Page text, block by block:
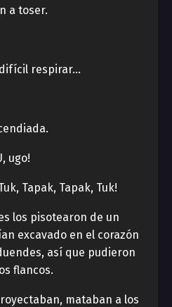
a toser.
respirar…
ugo!
Tapak, Tapak, Tuk!
los pisotearon de un
excavado en el corazón
así que pudieron
flancos.
mataban a los